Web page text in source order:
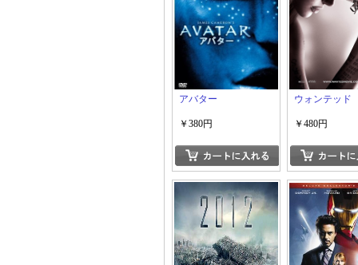
アバター
￥380円
ウォンテッド
￥480円